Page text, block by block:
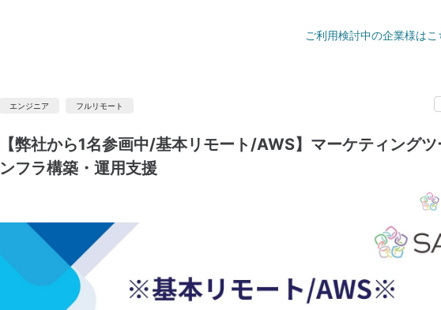
ご利用検討中の企業様はこ
エンジニア フルリモート
【弊社から1名参画中/基本リモート/AWS】マーケティング
ンフラ構築・運用支援